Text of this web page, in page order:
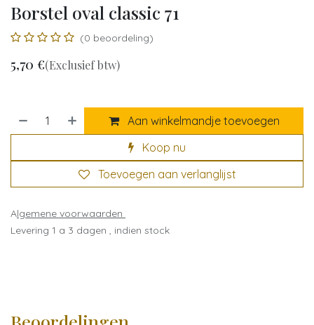
Borstel oval classic 71
(0 beoordeling)
5,70 €(Exclusief btw)
Aan winkelmandje toevoegen
Koop nu
Toevoegen aan verlanglijst
Algemene voorwaarden
Levering 1 a 3 dagen , indien stock